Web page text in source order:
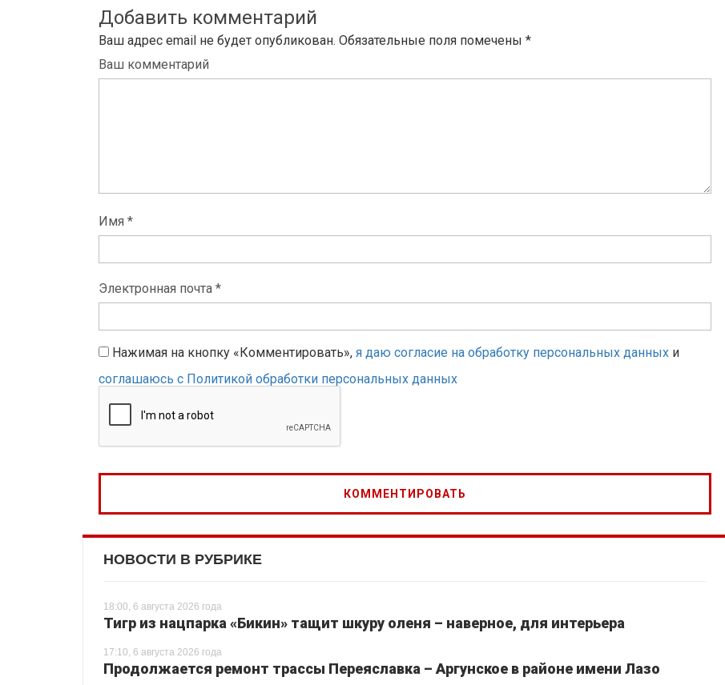
Добавить комментарий
Ваш адрес email не будет опубликован. Обязательные поля помечены *
Ваш комментарий
Имя *
Электронная почта *
Нажимая на кнопку «Комментировать», я даю согласие на обработку персональных данных и
соглашаюсь с Политикой обработки персональных данных
НОВОСТИ В РУБРИКЕ
18:00, 6 августа 2026 года
Тигр из нацпарка «Бикин» тащит шкуру оленя – наверное, для интерьера
17:10, 6 августа 2026 года
Продолжается ремонт трассы Переяславка – Аргунское в районе имени Лазо